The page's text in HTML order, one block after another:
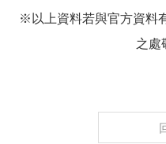
※以上資料若與官方資料
之處